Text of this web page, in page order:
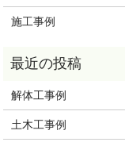
施工事例
解体工事例
土木工事例